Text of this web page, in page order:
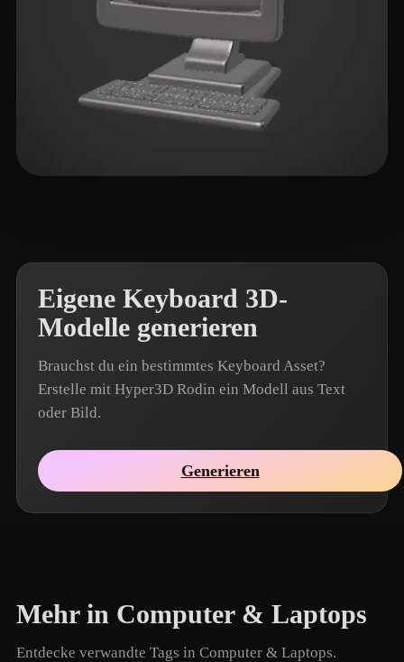
Eigene Keyboard 3D-
Modelle generieren
Brauchst du ein bestimmtes Keyboard Asset?
Erstelle mit Hyper3D Rodin ein Modell aus Text
oder Bild.
Generieren
Mehr in Computer & Laptops
Entdecke verwandte Tags in Computer & Laptops.